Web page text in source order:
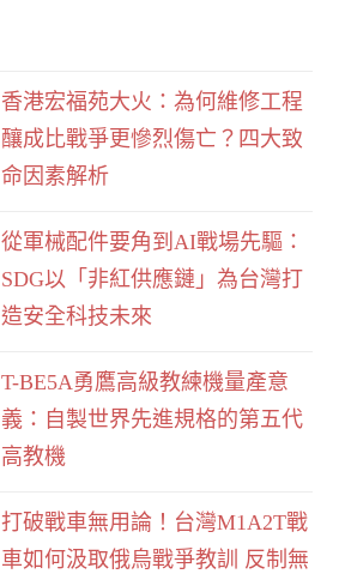
香港宏福苑大火：為何維修工程
釀成比戰爭更慘烈傷亡？四大致
命因素解析
從軍械配件要角到AI戰場先驅：
SDG以「非紅供應鏈」為台灣打
造安全科技未來
T-BE5A勇鷹高級教練機量產意
義：自製世界先進規格的第五代
高教機
打破戰車無用論！台灣M1A2T戰
車如何汲取俄烏戰爭教訓 反制無